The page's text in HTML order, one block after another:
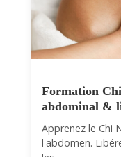
Formation Chi
abdominal &
Apprenez le Chi
l'abdomen.